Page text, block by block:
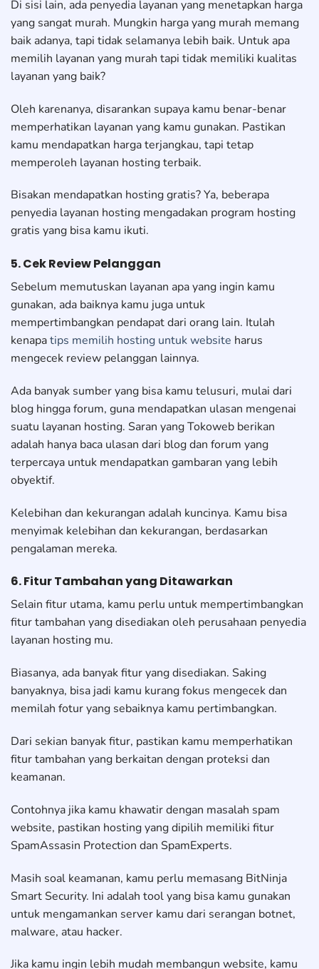
Di sisi lain, ada penyedia layanan yang menetapkan harga
yang sangat murah. Mungkin harga yang murah memang
baik adanya, tapi tidak selamanya lebih baik. Untuk apa
memilih layanan yang murah tapi tidak memiliki kualitas
layanan yang baik?
Oleh karenanya, disarankan supaya kamu benar-benar
memperhatikan layanan yang kamu gunakan. Pastikan
kamu mendapatkan harga terjangkau, tapi tetap
memperoleh layanan hosting terbaik.
Bisakan mendapatkan hosting gratis? Ya, beberapa
penyedia layanan hosting mengadakan program hosting
gratis yang bisa kamu ikuti.
5. Cek Review Pelanggan
Sebelum memutuskan layanan apa yang ingin kamu
gunakan, ada baiknya kamu juga untuk
mempertimbangkan pendapat dari orang lain. Itulah
kenapatips memilih hosting untuk website harus
mengecek review pelanggan lainnya.
Ada banyak sumber yang bisa kamu telusuri, mulai dari
blog hingga forum, guna mendapatkan ulasan mengenai
suatu layanan hosting. Saran yang Tokoweb berikan
adalah hanya baca ulasan dari blog dan forum yang
terpercaya untuk mendapatkan gambaran yang lebih
obyektif.
Kelebihan dan kekurangan adalah kuncinya. Kamu bisa
menyimak kelebihan dan kekurangan, berdasarkan
pengalaman mereka.
6. Fitur Tambahan yang Ditawarkan
Selain fitur utama, kamu perlu untuk mempertimbangkan
fitur tambahan yang disediakan oleh perusahaan penyedia
layanan hosting mu.
Biasanya, ada banyak fitur yang disediakan. Saking
banyaknya, bisa jadi kamu kurang fokus mengecek dan
memilah fotur yang sebaiknya kamu pertimbangkan.
Dari sekian banyak fitur, pastikan kamu memperhatikan
fitur tambahan yang berkaitan dengan proteksi dan
keamanan.
Contohnya jika kamu khawatir dengan masalah spam
website, pastikan hosting yang dipilih memiliki fitur
SpamAssasin Protection dan SpamExperts.
Masih soal keamanan, kamu perlu memasang BitNinja
Smart Security. Ini adalah tool yang bisa kamu gunakan
untuk mengamankan server kamu dari serangan botnet,
malware, atau hacker.
Jika kamu ingin lebih mudah membangun website, kamu